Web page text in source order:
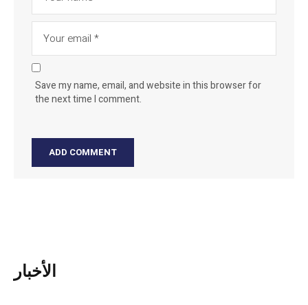
Save my name, email, and website in this browser for
the next time I comment.
الأخبار